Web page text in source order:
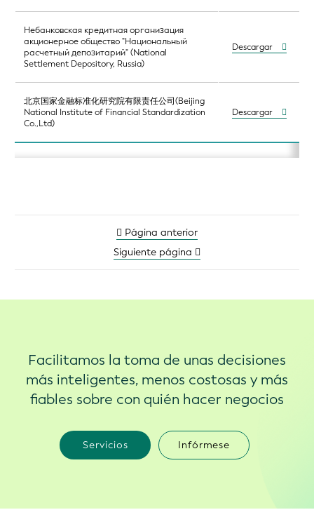
Небанковская кредитная организация
акционерное общество "Национальный
расчетный депозитарий" (National
Settlement Depository, Russia)
Descargar
北京国家金融标准化研究院有限责任公司(Beijing
National Institute of Financial Standardization
Co.,Ltd)
Descargar
Página anterior
Siguiente página
Facilitamos la toma de unas decisiones
más inteligentes, menos costosas y más
fiables sobre con quién hacer negocios
Servicios Infórmese